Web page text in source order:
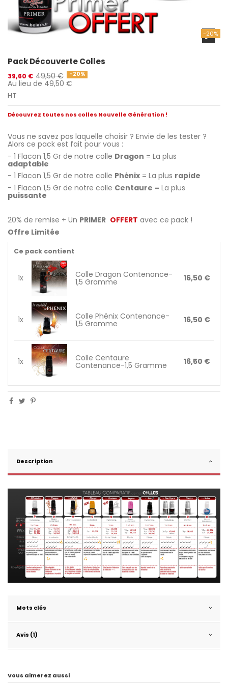
-20%
Pack Découverte Colles
39,60 € 49,50 € -20%
Au lieu de 49,50 €
HT
Découvrez toutes nos colles Nouvelle Génération !
Vous ne savez pas laquelle choisir ? Envie de les tester ?
Alors ce pack est fait pour vous :
- 1 Flacon 1,5 Gr de notre colle Dragon = La plus
adaptable
- 1 Flacon 1,5 Gr de notre colle Phénix = La plus rapide
- 1 Flacon 1,5 Gr de notre colle Centaure = La plus
puissante
20% de remise + Un PRIMER OFFERT avec ce pack !
Offre Limitée
Ce pack contient
1x Colle Dragon Contenance-
1,5 Gramme 16,50 €
1x Colle Phénix Contenance-
1,5 Gramme 16,50 €
1x Colle Centaure
Contenance-1,5 Gramme 16,50 €
Description
Mots clés
Avis (1)
Vous aimerez aussi